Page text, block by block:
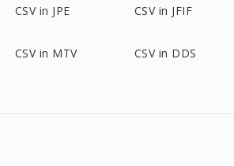
CSV in JPE CSV in JFIF
CSV in MTV CSV in DDS